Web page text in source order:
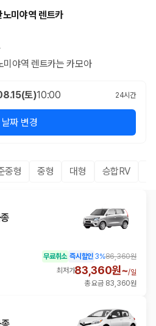
노미야역 렌트카
미야역 렌트카는 카모아
토)10:00 24시간
날짜 변경
중형 중형 대형 승합RV
무료취소 즉시할인 3%86,360원
최저가83,360원~/일
총 요금 83,360원